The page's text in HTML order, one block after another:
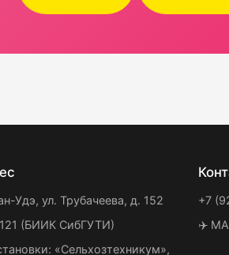
Удэ, ул. Трубачеева, д. 152
(БИИК СибГУТИ)
«Сельхозтехникум»,
+7
✈️